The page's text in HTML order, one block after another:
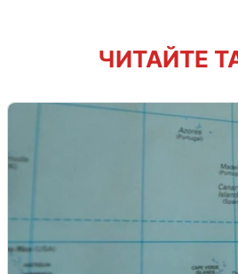
ЧИТАЙТЕ